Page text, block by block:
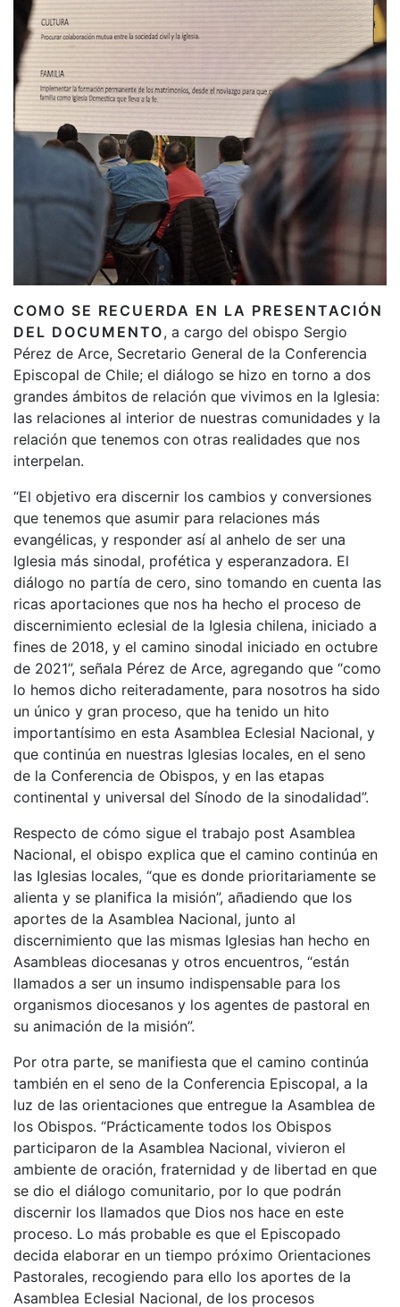
COMO SE RECUERDA EN LA PRESENTACIÓN
DEL DOCUMENTO, a cargo del obispo Sergio
Pérez de Arce, Secretario General de la Conferencia
Episcopal de Chile; el diálogo se hizo en torno a dos
grandes ámbitos de relación que vivimos en la Iglesia:
las relaciones al interior de nuestras comunidades y la
relación que tenemos con otras realidades que nos
interpelan.
“El objetivo era discernir los cambios y conversiones
que tenemos que asumir para relaciones más
evangélicas, y responder así al anhelo de ser una
Iglesia más sinodal, profética y esperanzadora. El
diálogo no partía de cero, sino tomando en cuenta las
ricas aportaciones que nos ha hecho el proceso de
discernimiento eclesial de la Iglesia chilena, iniciado a
fines de 2018, y el camino sinodal iniciado en octubre
de 2021”, señala Pérez de Arce, agregando que “como
lo hemos dicho reiteradamente, para nosotros ha sido
un único y gran proceso, que ha tenido un hito
importantísimo en esta Asamblea Eclesial Nacional, y
que continúa en nuestras Iglesias locales, en el seno
de la Conferencia de Obispos, y en las etapas
continental y universal del Sínodo de la sinodalidad”.
Respecto de cómo sigue el trabajo post Asamblea
Nacional, el obispo explica que el camino continúa en
las Iglesias locales, “que es donde prioritariamente se
alienta y se planifica la misión”, añadiendo que los
aportes de la Asamblea Nacional, junto al
discernimiento que las mismas Iglesias han hecho en
Asambleas diocesanas y otros encuentros, “están
llamados a ser un insumo indispensable para los
organismos diocesanos y los agentes de pastoral en
su animación de la misión”.
Por otra parte, se manifiesta que el camino continúa
también en el seno de la Conferencia Episcopal, a la
luz de las orientaciones que entregue la Asamblea de
los Obispos. “Prácticamente todos los Obispos
participaron de la Asamblea Nacional, vivieron el
ambiente de oración, fraternidad y de libertad en que
se dio el diálogo comunitario, por lo que podrán
discernir los llamados que Dios nos hace en este
proceso. Lo más probable es que el Episcopado
decida elaborar en un tiempo próximo Orientaciones
Pastorales, recogiendo para ello los aportes de la
Asamblea Eclesial Nacional, de los procesos